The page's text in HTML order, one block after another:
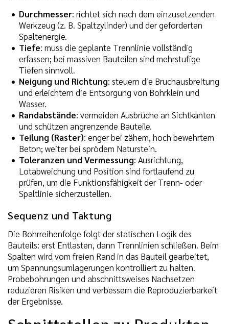
Durchmesser: richtet sich nach dem einzusetzenden
Werkzeug (z. B. Spaltzylinder) und der geforderten
Spaltenergie.
Tiefe: muss die geplante Trennlinie vollständig
erfassen; bei massiven Bauteilen sind mehrstufige
Tiefen sinnvoll.
Neigung und Richtung: steuern die Bruchausbreitung
und erleichtern die Entsorgung von Bohrklein und
Wasser.
Randabstände: vermeiden Ausbrüche an Sichtkanten
und schützen angrenzende Bauteile.
Teilung (Raster): enger bei zähem, hoch bewehrtem
Beton; weiter bei sprödem Naturstein.
Toleranzen und Vermessung: Ausrichtung,
Lotabweichung und Position sind fortlaufend zu
prüfen, um die Funktionsfähigkeit der Trenn- oder
Spaltlinie sicherzustellen.
Sequenz und Taktung
Die Bohrreihenfolge folgt der statischen Logik des
Bauteils: erst Entlasten, dann Trennlinien schließen. Beim
Spalten wird vom freien Rand in das Bauteil gearbeitet,
um Spannungsumlagerungen kontrolliert zu halten.
Probebohrungen und abschnittsweises Nachsetzen
reduzieren Risiken und verbessern die Reproduzierbarkeit
der Ergebnisse.